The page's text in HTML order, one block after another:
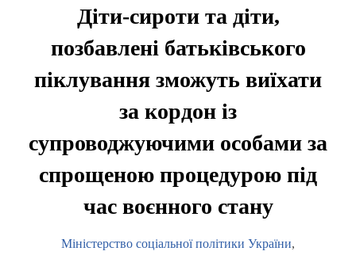
Діти-сироти та діти,
позбавлені батьківського
піклування зможуть виїхати
за кордон із
супроводжуючими особами за
спрощеною процедурою під
час воєнного стану
Міністерство соціальної політики України,